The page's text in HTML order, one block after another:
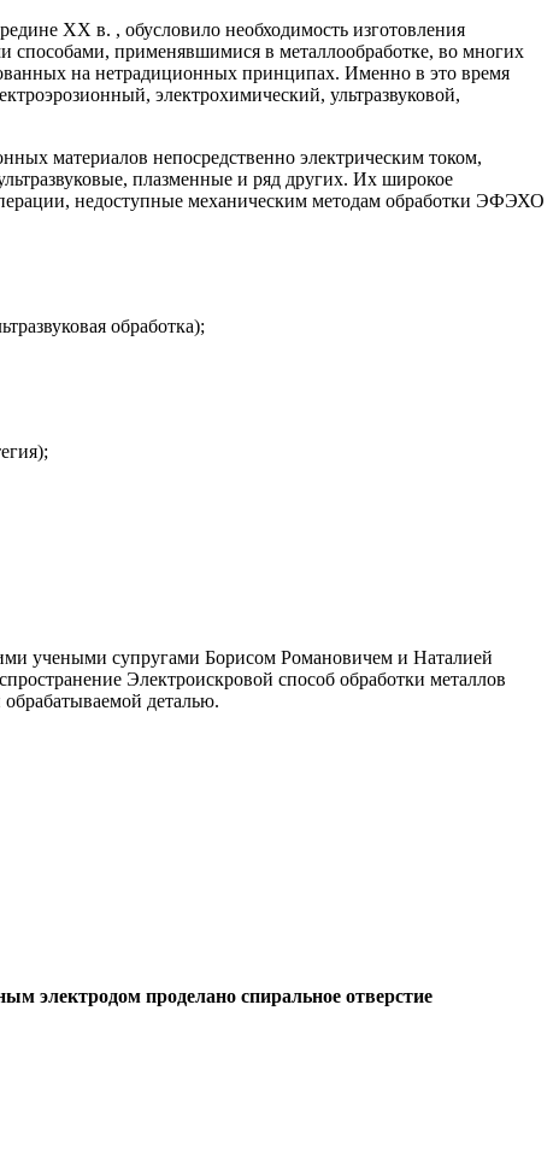
ХХ в. , обусловило необходимость изготовления
способами, применявшимися в металлообработке, во многих
на нетрадиционных принципах. Именно в это время
электрохимический, ультразвуковой,
материалов непосредственно электрическим током,
плазменные и ряд других. Их широкое
недоступные механическим методам обработки ЭФЭХО
обработка);
учеными супругами Борисом Романовичем и Наталией
Электроискровой способ обработки металлов
деталью.
электродом проделано спиральное отверстие